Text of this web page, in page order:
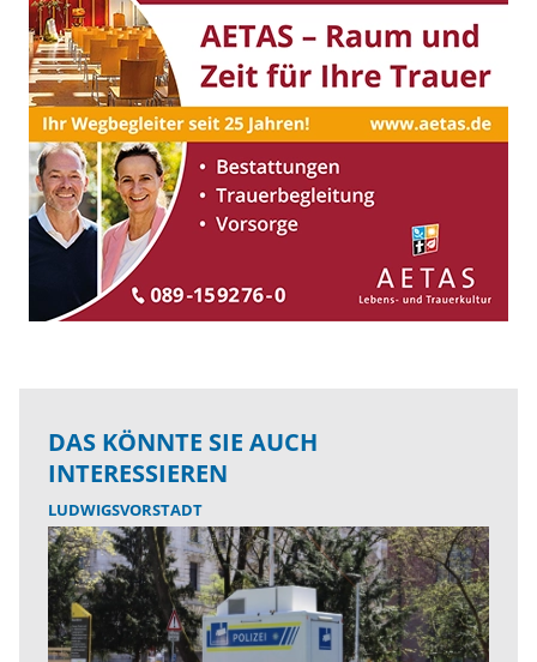
DAS KÖNNTE SIE AUCH
INTERESSIEREN
LUDWIGSVORSTADT